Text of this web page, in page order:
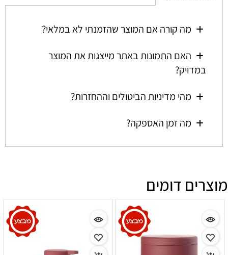
מה קורה אם המוצר שהזמנתי לא במלאי?
האם התמונות באתר מייצגות את המוצר
במדויק?
מהי מדיניות הביטולים וההחזרות?
מה זמן האספקה?
מוצרים דומים